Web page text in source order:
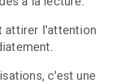
attirer l'attention
c'est une